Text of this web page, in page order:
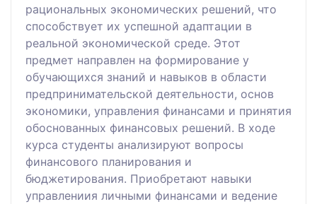
рациональных экономических решений, что
способствует их успешной адаптации в
реальной экономической среде. Этот
предмет направлен на формирование у
обучающихся знаний и навыков в области
предпринимательской деятельности, основ
экономики, управления финансами и принятия
обоснованных финансовых решений. В ходе
курса студенты анализируют вопросы
финансового планирования и
бюджетирования. Приобретают навыки
управлениия личными финансами и ведение